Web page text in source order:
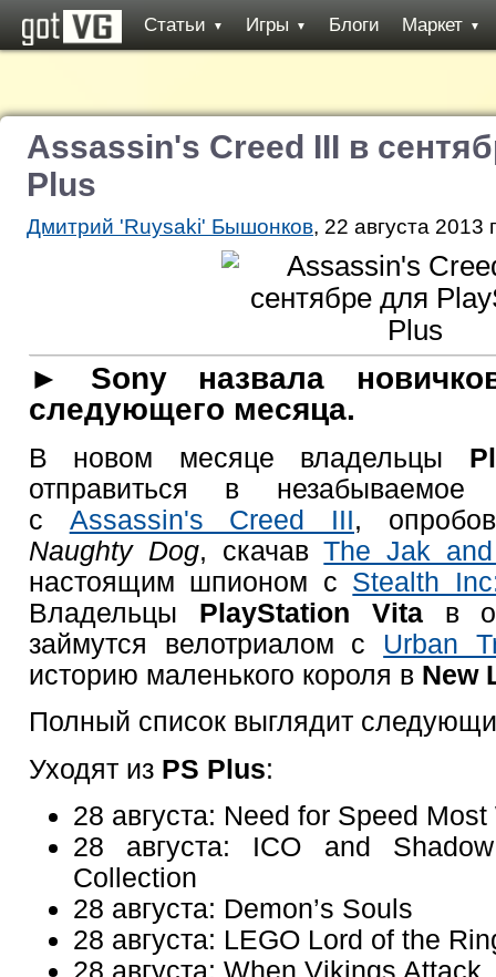
Статьи ▼ Игры ▼ Блоги Маркет ▼
Assassin's Creed III в
Plus
Дмитрий 'Ruysaki' Бышонков, 22 августа 2013
► Sony назвала
следующего месяца.
В новом месяце владельцы
отправиться в незабываемое
с Assassin's Creed III,
Naughty Dog, скачавThe Jak
настоящим шпионом с Stealth
Владельцы PlayStation Vitaв
займутся велотриалом с Urban
историю маленького короля в New
Полный список выглядит
Уходят из PS Plus:
28 августа: Need for Speed
28 августа: ICO and
Collection
28 августа: Demon’s Souls
28 августа: LEGO Lord of the
28 августа: When Vikings Attack